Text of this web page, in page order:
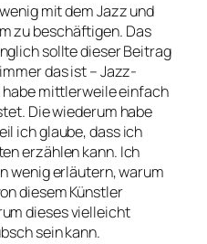
mit dem Jazz und
zu beschäftigen. Das
sollte dieser Beitrag
das ist – Jazz-
mittlerweile einfach
Die wiederum habe
ich glaube, dass ich
erzählen kann. Ich
wenig erläutern, warum
diesem Künstler
dieses vielleicht
sein kann.